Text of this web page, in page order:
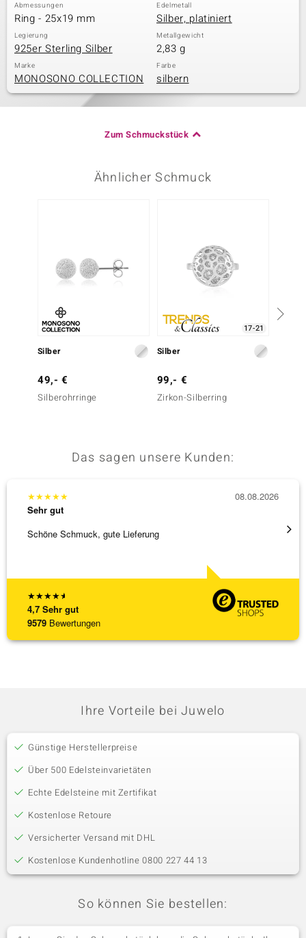
Abmessungen
Ring - 25x19 mm
Edelmetall
Silber, platiniert
Legierung
925er Sterling Silber
Metallgewicht
2,83 g
Marke
MONOSONO COLLECTION
Farbe
silbern
Zum Schmuckstück
Ähnlicher Schmuck
Silber
49,- €
Silberohrringe
17-21
Silber
99,- €
Zirkon-Silberring
Das sagen unsere Kunden:
★★★★★
4,7 Sehr gut
9579 Bewertungen
★★★★★
Sehr gut
Schöne Schmuck, gute Lieferung
08.08.2026
Ihre Vorteile bei Juwelo
Günstige Herstellerpreise
Über 500 Edelsteinvarietäten
Echte Edelsteine mit Zertifikat
Kostenlose Retoure
Versicherter Versand mit DHL
Kostenlose Kundenhotline 0800 227 44 13
So können Sie bestellen: